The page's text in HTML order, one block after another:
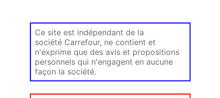
Ce site est indépendant de la
société Carrefour, ne contient et
n'exprime que des avis et propositions
personnels qui n'engagent en aucune
façon la société.